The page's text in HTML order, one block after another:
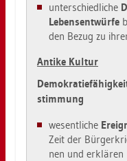
un­ter­schied­li­che
Le­bens­ent­wür­fe
den Bezug zu
An­ti­ke Kul­tur
stim­mung
we­sent­li­che
Zeit der
nen und er­klä­ren